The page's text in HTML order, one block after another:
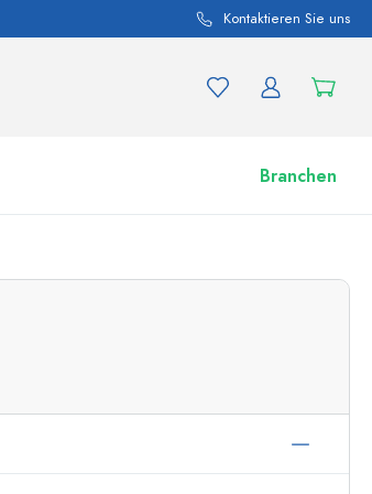
Kontaktieren Sie uns
Branchen
Zu den Gläsern